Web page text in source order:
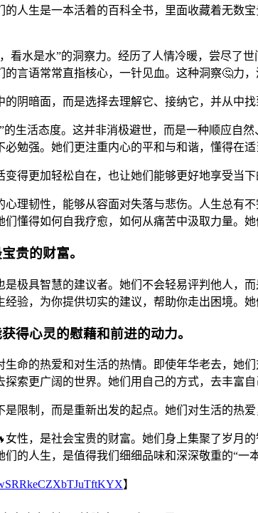
的人生是一本活着的百科全书，里面收藏着无数
看水是水”的洞察力。经历了人情冷暖，尝尽了
言语常常直指核心，一针见血。这种洞察🤔力
阴暗面，而是选择去理解它、接纳它，并从中找
的生活态度。这并非消极避世，而是一种顺应自
勉强。她们更注重内心的平和与和谐，懂得在
得更加轻松自在，也让她们能够更好地享受当下
心理韧性，能够从容面对失落与悲伤。人生总有
们懂得如何自我疗愈，如何从痛苦中汲取力量。
贵的财富。
是极具智慧的建议者。她们不会轻易评判他人，
经验，为你提供切实的建议，帮助你走出困境。
得心灵的慰藉和前进的动力。
生命的热爱和对生活的热情。即使年华老去，她
探索更广阔的世界。她们用自己的方式，去丰富自
限制，而是重新出发的起点。她们对生活的热
女性，是社会宝贵的财富。她们身上集聚了岁月
的人生，是值得我们细细品味和深深敬重的“一本
】